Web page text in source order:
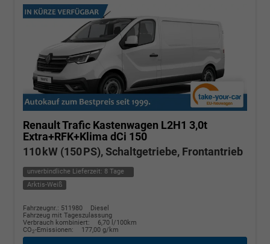
Renault Trafic Kastenwagen L2H1 3,0t
Extra+RFK+Klima dCi 150
110 kW (150 PS), Schaltgetriebe, Frontantrieb
unverbindliche Lieferzeit: 8 Tage
Arktis-Weiß
Fahrzeugnr.: 511980
Diesel
Fahrzeug mit Tageszulassung
Verbrauch kombiniert:
6,70 l/100km
CO2-Emissionen: 177,00 g/km